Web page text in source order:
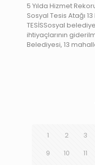
5 Yılda Hizmet
Sosyal Tesis Atağı 13
TESİSSosyal
ihtiyaçlarının
Belediyesi, 13
1 2 3
9
10 11